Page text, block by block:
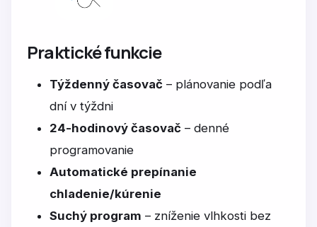
Praktické funkcie
Týždenný časovač – plánovanie podľa
dní v týždni
24-hodinový časovač – denné
programovanie
Automatické prepínanie
chladenie/kúrenie
Suchý program – zníženie vlhkosti bez